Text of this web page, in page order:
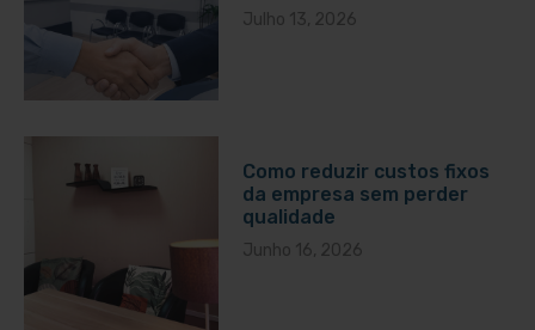
Julho 13, 2026
Como reduzir custos fixos
da empresa sem perder
qualidade
Junho 16, 2026